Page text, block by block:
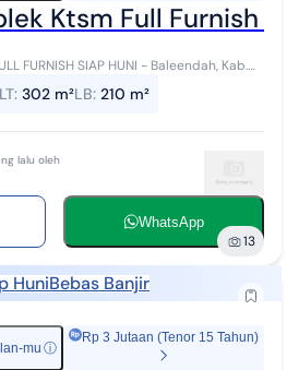
Ktsm Full Furnish
SIAP HUNI - Baleendah, Kab.
LT: 302 m²LB: 210 m²
lalu oleh
WhatsApp
13
HuniBebas Banjir
mu ⓘ
Rp 3 Jutaan (Tenor 15 Tahun)